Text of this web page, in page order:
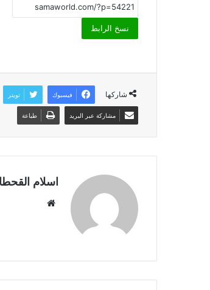
نسخ الرابط
شاركها فيسبوك تويتر
مشاركة عبر البريد طباعة
اسلام
ا